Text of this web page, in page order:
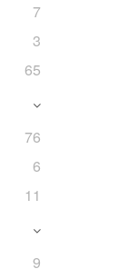
7
3
65
76
6
11
9